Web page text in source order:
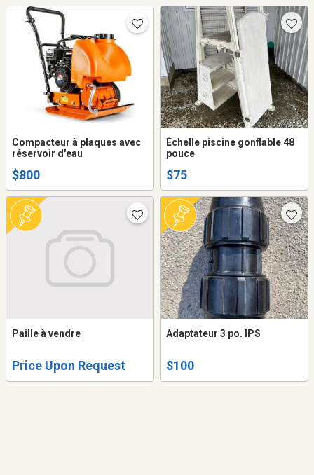
photos et description
Compacteur à plaques avec
réservoir d'eau
$800
Échelle piscine gonflable 48
pouce
$75
Paille à vendre
Price Upon Request
Adaptateur 3 po. IPS
$100